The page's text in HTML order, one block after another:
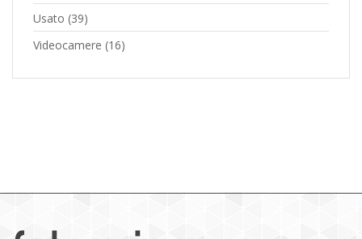
Usato (39)
Videocamere (16)